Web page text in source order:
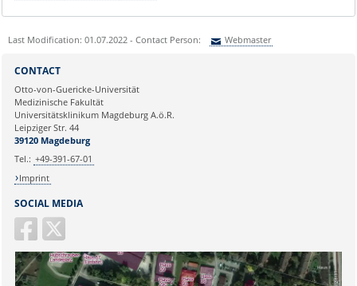
Last Modification: 01.07.2022 - Contact Person: Webmaster
Ihre E-Mailadresse:
Ihr Anliegen:
SOCIAL MEDIA
CONTACT
Otto-von-Guericke-Universität
Medizinische Fakultät
Universitätsklinikum Magdeburg A.ö.R.
Leipziger Str. 44
39120 Magdeburg
Tel.: +49-391-67-01
Imprint